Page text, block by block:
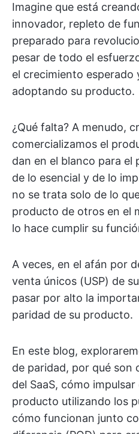
Imagine que está
innovador, repleto de
preparado para
pesar de todo el
el crecimiento esperado
adoptando su producto.
¿Qué falta? A menudo,
comercializamos el
dan en el blanco para el
de lo esencial y de lo
no se trata solo de lo
producto de otros en el
lo hace cumplir su
A veces, en el afán por
venta únicos (USP) de
pasar por alto la
paridad de su producto.
En este blog,
de paridad, por qué son
del SaaS, cómo
producto utilizando los
cómo funcionan junto